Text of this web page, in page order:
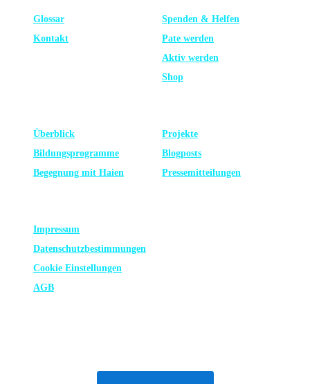
Glossar
Kontakt
Spenden & Helfen
Pate werden
Aktiv werden
Shop
Überblick
Bildungsprogramme
Begegnung mit Haien
Projekte
Blogposts
Presse­mitteilungen
Impressum
Datenschutz­bestimmungen
Cookie Einstellungen
AGB